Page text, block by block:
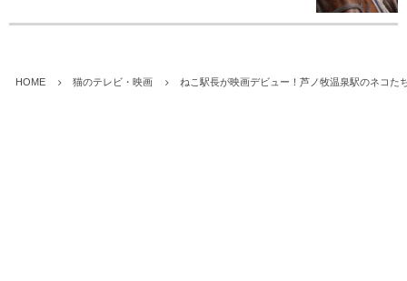
HOME 猫のテレビ・映画 ねこ駅長が映画デビュー！芦ノ牧温泉駅のネコた